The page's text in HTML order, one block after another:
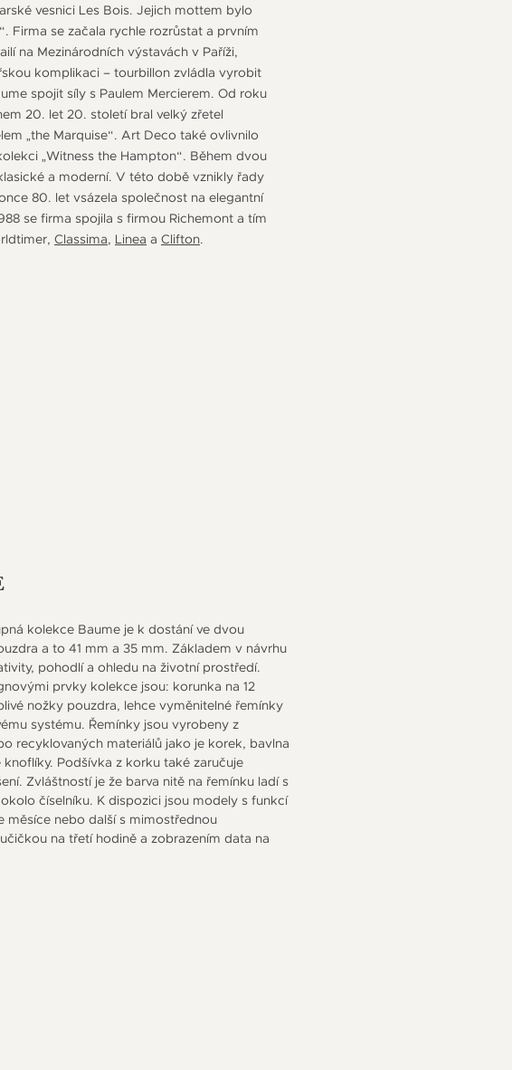
vesnici Les Bois. Jejich mottem bylo
Firma se začala rychle rozrůstat a prvním
na Mezinárodních výstavách v Paříži,
komplikaci – tourbillon zvládla vyrobit
spojit síly s Paulem Mercierem. Od roku
20. let 20. století bral velký zřetel
„the Marquise“. Art Deco také ovlivnilo
„Witness the Hampton“. Během dvou
a moderní. V této době vznikly řady
80. let vsázela společnost na elegantní
se firma spojila s firmou Richemont a tím
Classima, Linea a Clifton.
kolekce Baume je k dostání ve dvou
a to 41 mm a 35 mm. Základem v návrhu
pohodlí a ohledu na životní prostředí.
prvky kolekce jsou: korunka na 12
nožky pouzdra, lehce vyměnitelné řemínky
systému. Řemínky jsou vyrobeny z
recyklovaných materiálů jako je korek, bavlna
knoflíky. Podšívka z korku také zaručuje
Zvláštností je že barva nitě na řemínku ladí s
číselníku. K dispozici jsou modely s funkcí
měsíce nebo další s mimostřednou
na třetí hodině a zobrazením data na